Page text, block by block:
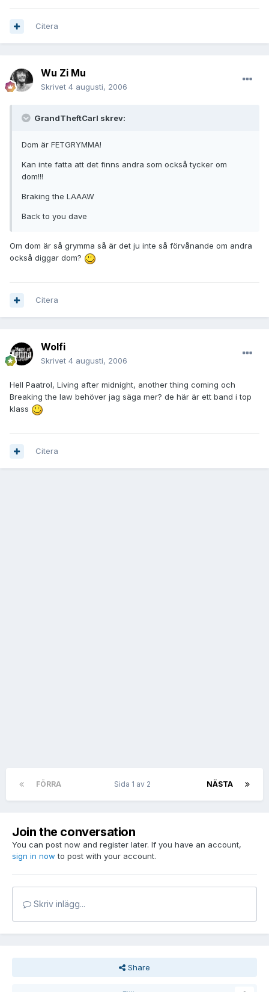
Citera
Wu Zi Mu
Skrivet 4 augusti, 2006
GrandTheftCarl skrev:
Dom är FETGRYMMA!
Kan inte fatta att det finns andra som också tycker om
dom!!!
Braking the LAAAW
Back to you dave
Om dom är så grymma så är det ju inte så förvånande om andra
också diggar dom?
Citera
Wolfi
Skrivet 4 augusti, 2006
Hell Paatrol, Living after midnight, another thing coming och
Breaking the law behöver jag säga mer? de här är ett band i top
klass
Citera
FÖRRA NÄSTA
Sida 1 av 2
Join the conversation
You can post now and register later. If you have an account,
sign in now to post with your account.
Skriv inlägg...
Share